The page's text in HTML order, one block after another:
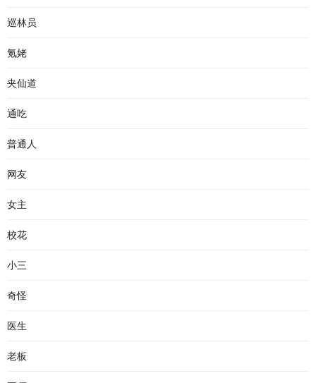
巡林员
氪姥
夹仙道
通吃
普通人
网友
女主
校花
小三
奇怪
医生
老板